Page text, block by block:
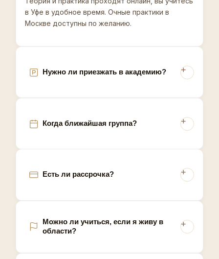
в Уфе в удобное время. Очные практики в
Москве доступны по желанию.
Нужно ли приезжать в академию?
Когда ближайшая группа?
Есть ли рассрочка?
Можно ли учиться, если я живу в
области?
доступные по цене методы удаления волос, что
делает восковую депиляцию устойчиво
популярной альтернативой шугарингу и лазеру в